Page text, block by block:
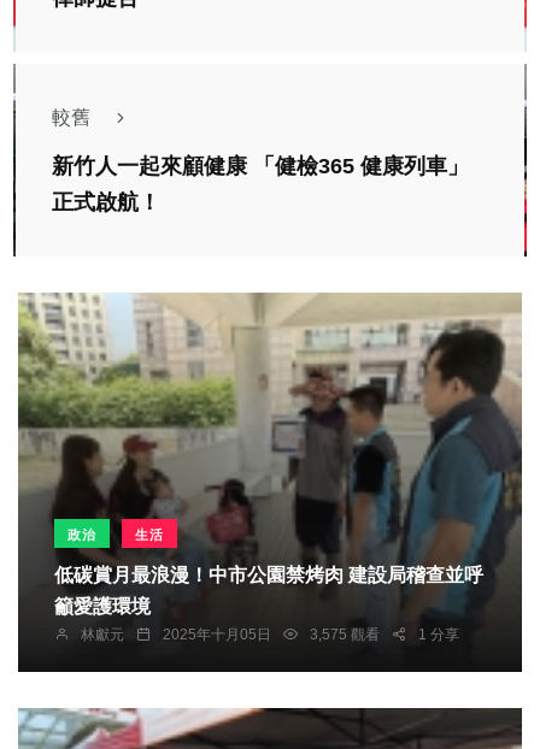
較舊
新竹人一起來顧健康 「健檢365 健康列車」
正式啟航！
政治 生活
低碳賞月最浪漫！中市公園禁烤肉 建設局稽查並呼
籲愛護環境
林獻元 2025年十月05日 3,575 觀看 1 分享